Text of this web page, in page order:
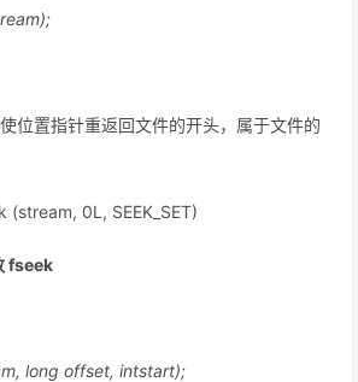
位置指针重返回文件的开头，属于文件的
0L, SEEK_SET)
fseek
long offset, intstart);